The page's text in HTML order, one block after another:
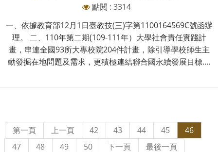
點閱 : 3314
一、依據教育部12月1日臺教技(三)字第1100164569C號函辦
理。 二、110年第二期(109-111年）大學社會責任實踐計
畫，串連全國93所大專校院204件計畫，除引導學校師生主
動發掘在地問題及需求，更積極連結聯合國永續發展目標....
第一頁 上一頁 42 43 44 45
46
47
48 49 50 下一頁 最後一頁